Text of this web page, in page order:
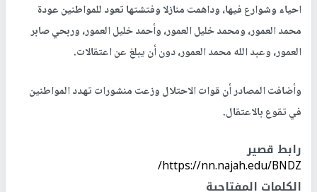
احياء وشوارع فيها، وداهمت منازلا وفتشتها تعود للمواطنين عودة
محمد العمور، ومحمد خليل العمور، وأحمد خليل العمور، وربحي صابر
العمور، وعبد الله محمد العمور، دون أن يبلغ عن اعتقالات.
وأضافت المصادر أن قوات الاحتلال وزعت منشورات تهدد المواطنين
في تقوع بالاعتقال.
رابط قصير
https://nn.najah.edu/BNDZ/
الكلمات المفتاحية